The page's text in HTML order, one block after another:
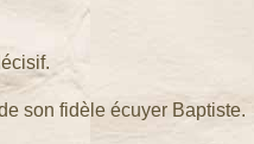
son fidèle écuyer Baptiste.